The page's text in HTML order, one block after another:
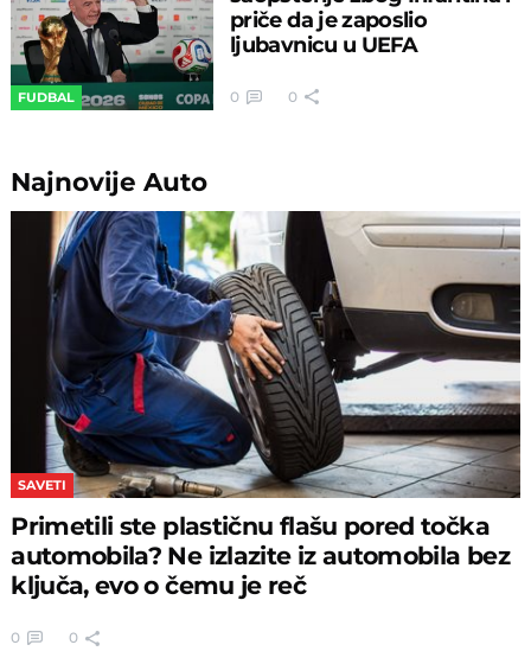
FUDBAL
priče da je zaposlio
ljubavnicu u UEFA
0 0
NajnovijeAuto
SAVETI
Primetili ste plastičnu flašu pored točka
automobila? Ne izlazite iz automobila bez
ključa, evo o čemu je reč
0 0